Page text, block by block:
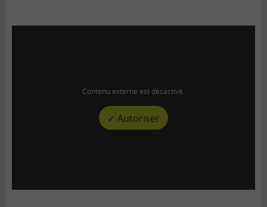
Contenu externe est désactivé.
✓ Autoriser